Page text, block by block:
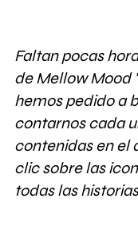
Faltan pocas
de Mellow Mood
hemos pedido a
contarnos cada
contenidas en el
clic sobre las
todas las